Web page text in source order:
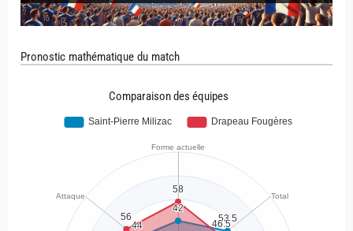
Pronostic mathématique du match
Comparaison des équipes